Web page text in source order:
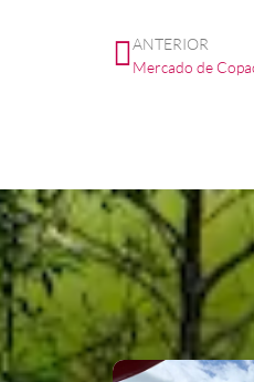
ANTERIOR
Mercado de